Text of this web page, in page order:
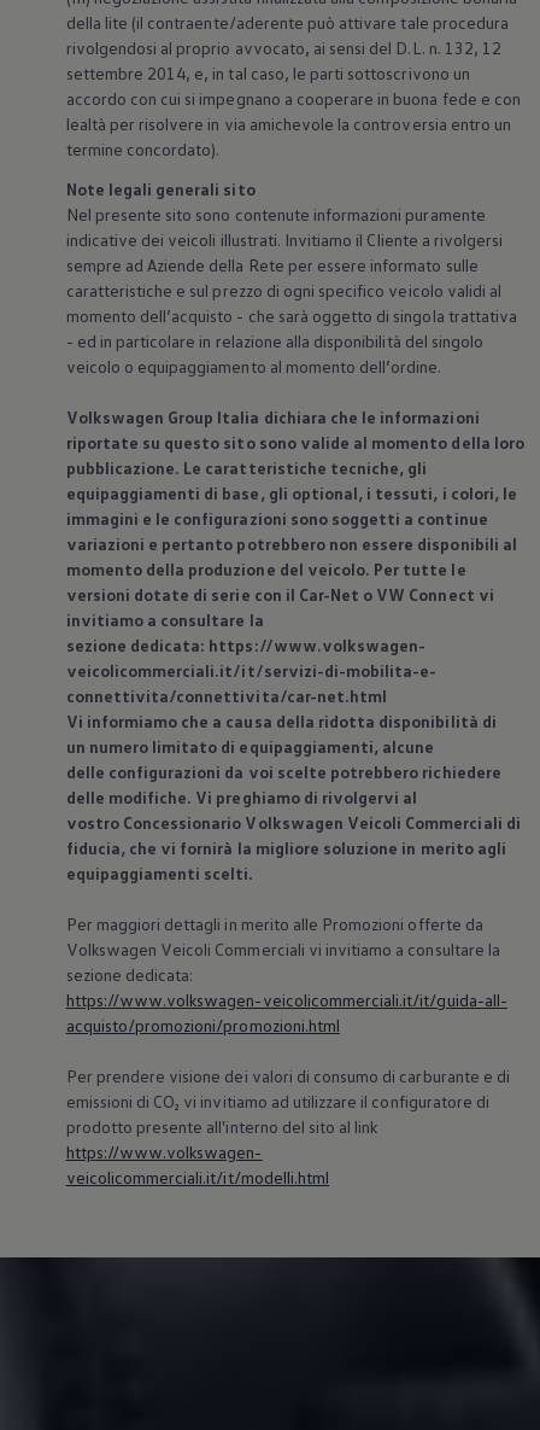
della lite (il contraente/aderente può attivare tale procedura
rivolgendosi al proprio avvocato, ai sensi del D.L. n. 132, 12
settembre 2014, e, in tal caso, le parti sottoscrivono un
accordo con cui si impegnano a cooperare in buona fede e con
lealtà per risolvere in via amichevole la controversia entro un
termine concordato).
Note legali generali sito
Nel presente sito sono contenute informazioni puramente
indicative dei veicoli illustrati. Invitiamo il Cliente a rivolgersi
sempre ad Aziende della Rete per essere informato sulle
caratteristiche e sul prezzo di ogni specifico veicolo validi al
momento dell’acquisto - che sarà oggetto di singola trattativa
- ed in particolare in relazione alla disponibilità del singolo
veicolo o equipaggiamento al momento dell’ordine.
Volkswagen Group Italia dichiara che le informazioni
riportate su questo sito sono valide al momento della loro
pubblicazione. Le caratteristiche tecniche, gli
equipaggiamenti di base, gli optional, i tessuti, i colori, le
immagini e le configurazioni sono soggetti a continue
variazioni e pertanto potrebbero non essere disponibili al
momento della produzione del veicolo. Per tutte le
versioni dotate di serie con il Car-Net o VW Connect vi
invitiamo a consultare la
sezione dedicata: https://www.volkswagen-
veicolicommerciali.it/it/servizi-di-mobilita-e-
connettivita/connettivita/car-net.html
Vi informiamo che a causa della ridotta disponibilità di
un numero limitato di equipaggiamenti, alcune
delle configurazioni da voi scelte potrebbero richiedere
delle modifiche. Vi preghiamo di rivolgervi al
vostro Concessionario Volkswagen Veicoli Commerciali di
fiducia, che vi fornirà la migliore soluzione in merito agli
equipaggiamenti scelti.
Per maggiori dettagli in merito alle Promozioni offerte da
Volkswagen Veicoli Commerciali vi invitiamo a consultare la
sezione dedicata:
https://www.volkswagen-veicolicommerciali.it/it/guida-all-
acquisto/promozioni/promozioni.html
Per prendere visione dei valori di consumo di carburante e di
emissioni di CO₂ vi invitiamo ad utilizzare il configuratore di
prodotto presente all'interno del sito al link
https://www.volkswagen-
veicolicommerciali.it/it/modelli.html